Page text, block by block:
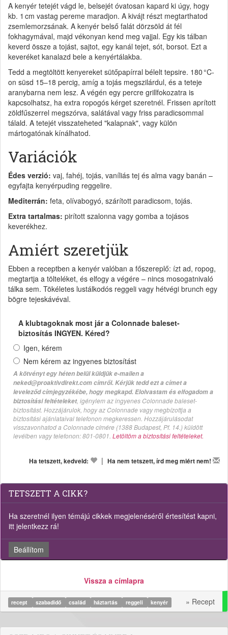
A kenyér tetejét vágd le, belsejét óvatosan kapard ki úgy, hogy
kb. 1 cm vastag pereme maradjon. A kivájt részt megtarthatod
zsemlemorzsának. A kenyér belső falát dörzsöld át fél
fokhagymával, majd vékonyan kend meg vajjal. Egy kis tálban
keverd össze a tojást, sajtot, egy kanál tejet, sót, borsot. Ezt a
keveréket kanalazd bele a kenyértálakba.
Tedd a megtöltött kenyereket sütőpapírral bélelt tepsire. 180 °C-
on süsd 15–18 percig, amíg a tojás megszilárdul, és a teteje
aranybarna nem lesz. A végén egy percre grillfokozatra is
kapcsolhatsz, ha extra ropogós kérget szeretnél. Frissen aprított
zöldfűszerrel megszórva, salátával vagy friss paradicsommal
tálald. A tetejét visszateheted "kalapnak", vagy külön
mártogatónak kínálhatod.
Variációk
Édes verzió: vaj, fahéj, tojás, vaníliás tej és alma vagy banán –
egyfajta kenyérpuding reggelire.
Mediterrán: feta, olívabogyó, szárított paradicsom, tojás.
Extra tartalmas: pirított szalonna vagy gomba a tojásos
keverékhez.
Amiért szeretjük
Ebben a receptben a kenyér valóban a főszereplő: ízt ad, ropog,
megtartja a tölteléket, és elfogy a végére – nincs mosogatnivaló
tálka sem. Tökéletes lustálkodós reggeli vagy hétvégi brunch egy
bögre tejeskávéval.
A klubtagoknak most jár a Colonnade baleset-
biztosítás INGYEN. Kéred?
Igen, kérem
Nem kérem az ingyenes biztosítást
A kötvényt egy héten belül küldjük e-mailen a
neked@proaktivdirekt.com címről. Kérjük tedd ezt a címet a
leveleződ címjegyzékébe, hogy megkapd. Elolvastam és elfogadom a
biztosítási feltételeket, igénylem az ingyenes Colonnade baleset-
biztosítást. Hozzájárulok, hogy az Colonnade vagy megbízottja a
biztosítási ajánlataival telefonon megkeressen. Hozzájárulásodat
visszavonhatod a Colonnade címére (1388 Budapest, Pf. 14.) küldött
levélben vagy telefonon: 801-0801. Letöltöm a biztosítási feltételeket.
Ha tetszett, kedveld: | Ha nem tetszett, írd meg miért nem!
TETSZETT A CIKK?
Ha szeretnél ilyen témájú cikkek megjelenéséről értesítést kapni,
itt jelentkezz rá!
Beállítom
Vissza a címlapra
recept szabadidő család háztartás reggeli kenyér » Recept